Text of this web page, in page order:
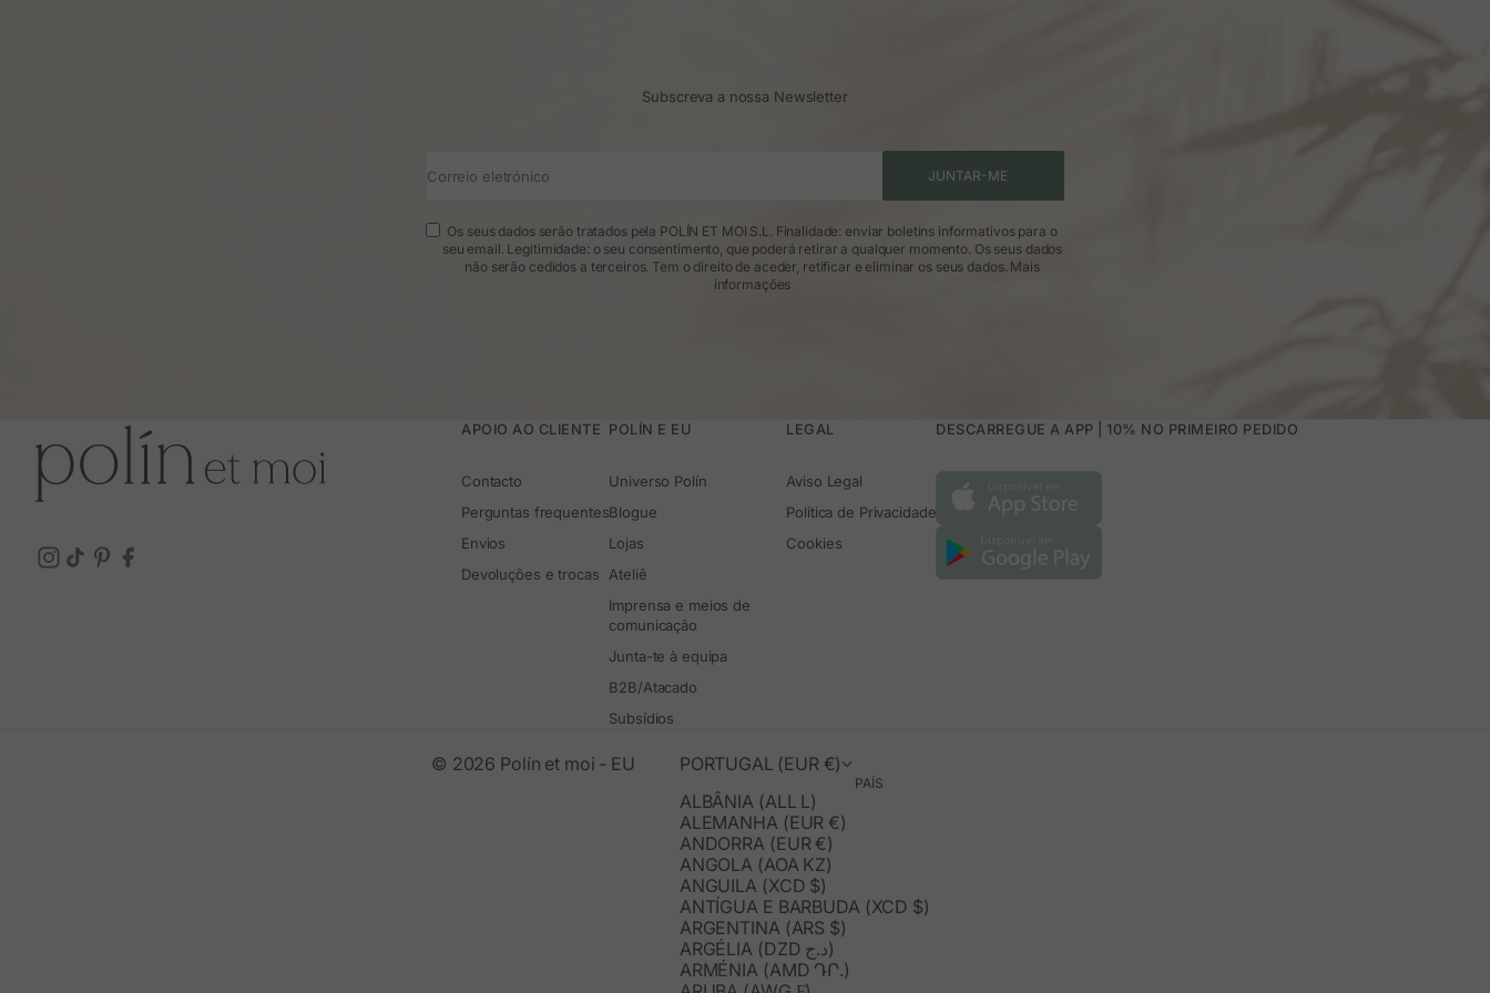
Subscreva a nossa Newsletter
Correio eletrónico JUNTAR-ME
Os seus dados serão tratados pela POLÍN ET MOI S.L. Finalidade: enviar boletins informativos para o
seu email. Legitimidade: o seu consentimento, que poderá retirar a qualquer momento. Os seus dados
não serão cedidos a terceiros. Tem o direito de aceder, retificar e eliminar os seus dados. Mais
informações
APOIO AO CLIENTE
Contacto
Perguntas frequentes
Envios
Devoluções e trocas
POLÍN E EU
Universo Polín
Blogue
Lojas
Ateliê
Imprensa e meios de
comunicação
Junta-te à equipa
B2B/Atacado
Subsídios
LEGAL
Aviso Legal
Política de Privacidade
Cookies
DESCARREGUE A APP | 10% NO PRIMEIRO PEDIDO
PORTUGAL (EUR €)
PAÍS
ALBÂNIA (ALL L)
ALEMANHA (EUR €)
ANDORRA (EUR €)
ANGOLA (AOA KZ)
ANGUILA (XCD $)
ANTÍGUA E BARBUDA (XCD $)
ARGENTINA (ARS $)
ARGÉLIA (DZD د.ج)
ARMÉNIA (AMD ԴՐ.)
© 2026 Polín et moi - EU